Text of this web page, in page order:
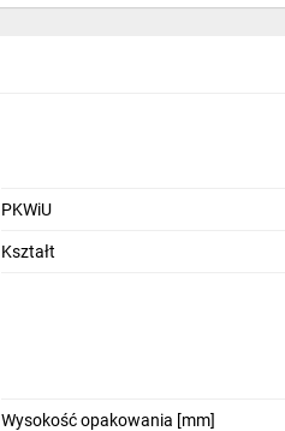
PKWiU
Kształt
Wysokość opakowania [mm]